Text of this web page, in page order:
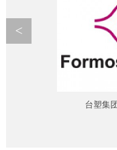
台塑集
<